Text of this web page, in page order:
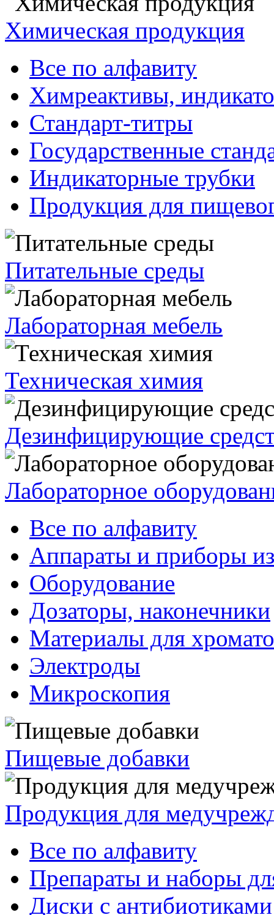
Химическая продукция
Все по алфавиту
Химреактивы,
Стандарт-титры
Государственные
Индикаторные трубки
Продукция для
Питательные среды
Лабораторная мебель
Техническая химия
Дезинфицирующие
Лабораторное
Все по алфавиту
Аппараты и приборы из
Оборудование
Дозаторы, наконечники
Материалы для
Электроды
Микроскопия
Пищевые добавки
Продукция для
Все по алфавиту
Препараты и наборы
Диски с антибиотиками